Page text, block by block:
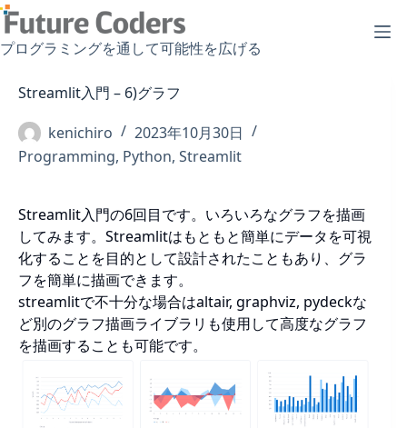
コ
ン
テ
プログラミングを通して可能性を広げる
Streamlit入門 – 6)グラフ
kenichiro
2023年10月30日
Programming, Python, Streamlit
Streamlit入門の6回目です。いろいろなグラフを描画
してみます。Streamlitはもともと簡単にデータを可視
化することを目的として設計されたこともあり、グラ
フを簡単に描画できます。
streamlitで不十分な場合はaltair, graphviz, pydeckな
ど別のグラフ描画ライブラリも使用して高度なグラフ
を描画することも可能です。